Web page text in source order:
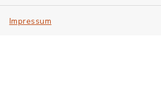
Impressum
Sitemap